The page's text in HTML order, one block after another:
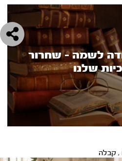
לשמה - שחרור
שלנו
, קבלה